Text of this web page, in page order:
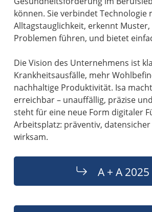
können. Sie verbindet Technologie
Alltagstauglichkeit, erkennt Muster,
Problemen führen, und bietet
Die Vision des Unternehmens ist
Krankheitsausfälle, mehr
nachhaltige Produktivität. Isa
erreichbar – unauffällig, präzise
steht für eine neue Form digitaler
Arbeitsplatz: präventiv,
wirksam.
A + A 2025